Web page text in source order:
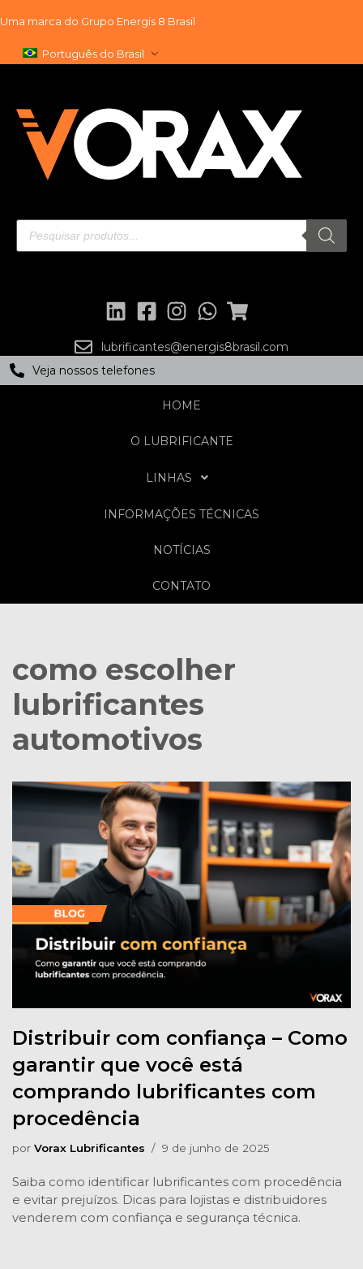
para
Uma marca do Grupo Energis 8 Brasil
Português do Brasil
lubrificantes@energis8brasil.com
Veja nossos telefones
HOME
O LUBRIFICANTE
LINHAS
INFORMAÇÕES TÉCNICAS
NOTÍCIAS
CONTATO
como escolher
lubrificantes
automotivos
Distribuir com confiança – Como
garantir que você está
comprando lubrificantes com
procedência
por Vorax Lubrificantes 9 de junho de 2025
Saiba como identificar lubrificantes com procedência
e evitar prejuízos. Dicas para lojistas e distribuidores
venderem com confiança e segurança técnica.